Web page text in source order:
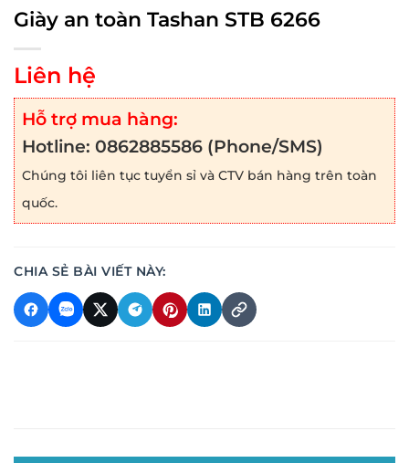
Giày an toàn Tashan STB 6266
Liên hệ
Hỗ trợ mua hàng:
Hotline: 0862885586 (Phone/SMS)
Chúng tôi liên tục tuyển sỉ và CTV bán hàng trên toàn
quốc.
CHIA SẺ BÀI VIẾT NÀY: